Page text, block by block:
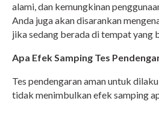
alami, dan kemungkinan
Anda juga akan disarankan
jika sedang berada di tempat yang
Apa Efek Samping Tes
Tes pendengaran aman untuk
tidak menimbulkan efek samping